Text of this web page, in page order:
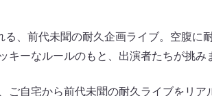
、前代未聞の耐久企画ライブ。空腹に
ーなルールのもと、出演者たちが挑み
自宅から前代未聞の耐久ライブをリア